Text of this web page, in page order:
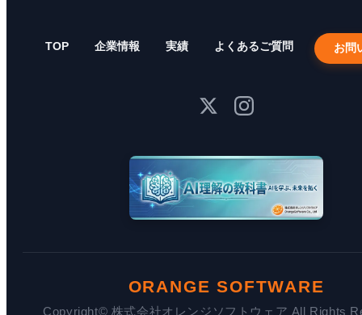
TOP 企業情報 実績 よくあるご質問 お問
ORANGE SOFTWARE
Copyright© 株式会社オレンジソフトウェア All Rights